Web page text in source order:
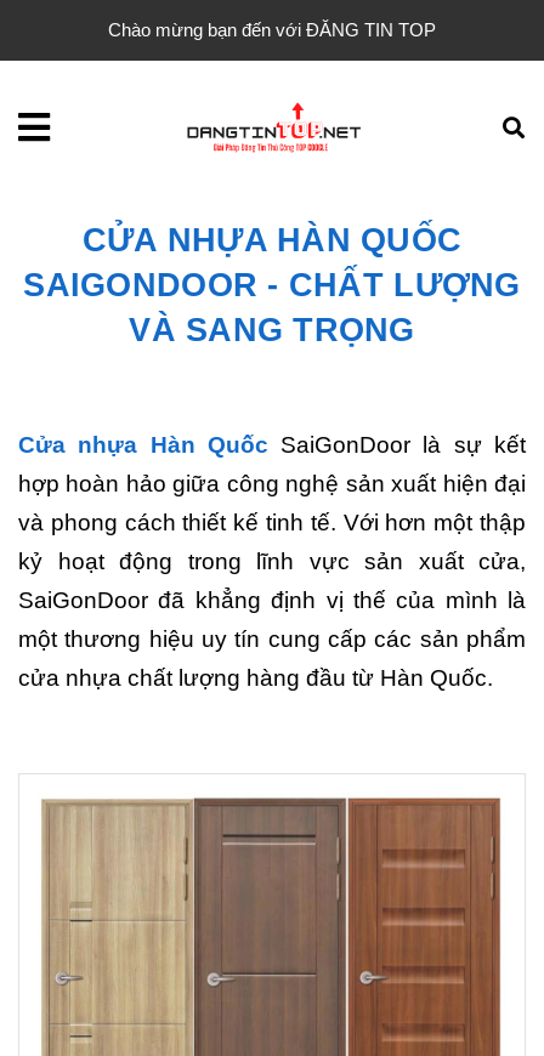
Chào mừng bạn đến với ĐĂNG TIN TOP
CỬA NHỰA HÀN QUỐC
SAIGONDOOR - CHẤT LƯỢNG
VÀ SANG TRỌNG
Cửa nhựa Hàn Quốc SaiGonDoor là sự kết
hợp hoàn hảo giữa công nghệ sản xuất hiện đại
và phong cách thiết kế tinh tế. Với hơn một thập
kỷ hoạt động trong lĩnh vực sản xuất cửa,
SaiGonDoor đã khẳng định vị thế của mình là
một thương hiệu uy tín cung cấp các sản phẩm
cửa nhựa chất lượng hàng đầu từ Hàn Quốc.